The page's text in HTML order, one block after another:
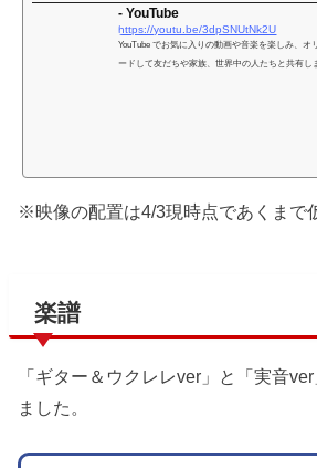
- YouTube
https://youtu.be/3dpSNUtNk2U
YouTube でお気に入りの動画や音楽を楽しみ、オ
ードして友だちや家族、世界中の人たちと共有し
※映像の配置は4/3現時点であくまで
楽譜
「ギター＆ウクレレver」と「実音
ました。